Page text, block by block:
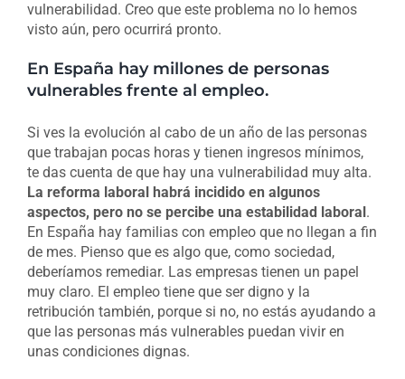
vulnerabilidad. Creo que este problema no lo hemos
visto aún, pero ocurrirá pronto.
En España hay millones de personas
vulnerables frente al empleo.
Si ves la evolución al cabo de un año de las personas
que trabajan pocas horas y tienen ingresos mínimos,
te das cuenta de que hay una vulnerabilidad muy alta.
La reforma laboral habrá incidido en algunos
aspectos, pero no se percibe una estabilidad laboral.
En España hay familias con empleo que no llegan a fin
de mes. Pienso que es algo que, como sociedad,
deberíamos remediar. Las empresas tienen un papel
muy claro. El empleo tiene que ser digno y la
retribución también, porque si no, no estás ayudando a
que las personas más vulnerables puedan vivir en
unas condiciones dignas.